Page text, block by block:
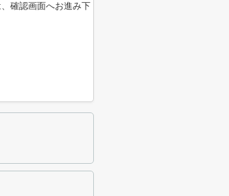
確認画面へお進み下